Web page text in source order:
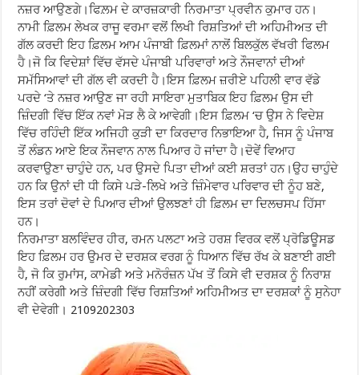
ਨਜ਼ਰ ਆਉਣਗੇ।ਫਿਲ਼ਮ ਦੇ ਕਾਰਜ਼ਕਾਰੀ ਨਿਰਮਾਤਾ ਪ੍ਰਵੀਨ ਕੁਮਾਰ ਹਨ।
ਨਾਮੀ ਫ਼ਿਲਮ ਲੇਖਕ ਰਾਜੂ ਵਰਮਾ ਵਲੋਂ ਲਿਖੀ ਰਿਸ਼ਤਿਆਂ ਦੀ ਅਹਿਮੀਅਤ ਦੀ
ਗੱਲ ਕਰਦੀ ਇਹ ਫ਼ਿਲਮ ਆਮ ਪੰਜਾਬੀ ਫ਼ਿਲਮਾਂ ਨਾਲੋਂ ਬਿਲਕੁੱਲ ਵੱਖਰੀ ਫਿਲਮ
ਹੈ।ਜੋ ਕਿ ਵਿਦੇਸ਼ਾਂ ਵਿੱਚ ਵੱਸਦੇ ਪੰਜਾਬੀ ਪਰਿਵਾਰਾਂ ਅਤੇ ਨੌਜਵਾਨਾਂ ਦੀਆਂ
ਸਮੱਸਿਆਵਾਂ ਦੀ ਗੱਲ ਵੀ ਕਰਦੀ ਹੈ।ਇਸ ਫ਼ਿਲਮ ਜ਼ਰੀਏ ਪਹਿਲੀ ਵਾਰ ਵੱਡੇ
ਪਰਦੇ ‘ਤੇ ਨਜ਼ਰ ਆਉਣ ਜਾ ਰਹੀ ਸਾਇਰਾ ਮੁਤਾਬਿਕ ਇਹ ਫ਼ਿਲਮ ਉਸ ਦੀ
ਜ਼ਿੰਦਗੀ ਵਿੱਚ ਇੱਕ ਨਵਾਂ ਮੋੜ ਲੈ ਕੇ ਆਵੇਗੀ।ਇਸ ਫ਼ਿਲਮ ‘ਚ ਉਸ ਨੇ ਵਿਦੇਸ਼
ਵਿੱਚ ਰਹਿੰਦੀ ਇੱਕ ਅਜਿਹੀ ਕੁੜੀ ਦਾ ਕਿਰਦਾਰ ਨਿਭਾਇਆ ਹੈ, ਜਿਸ ਨੂੰ ਪੰਜਾਬ
ਤੋਂ ਲੰਡਨ ਆਏ ਇਕ ਨੌਜਵਾਨ ਨਾਲ ਪਿਆਰ ਹੋ ਜਾਂਦਾ ਹੈ।ਦੋਵੇਂ ਵਿਆਹ
ਕਰਵਾਉਣਾ ਚਾਹੁੰਦੇ ਹਨ, ਪਰ ਉਸਦੇ ਪਿਤਾ ਦੀਆਂ ਕਈ ਸ਼ਰਤਾਂ ਹਨ।ਉਹ ਚਾਹੁੰਦੇ
ਹਨ ਕਿ ਉਨਾਂ ਦੀ ਧੀ ਕਿਸੇ ਪੜੇ-ਲਿਖੇ ਅਤੇ ਜ਼ਿੰਮੇਵਾਰ ਪਰਿਵਾਰ ਦੀ ਨੂੰਹ ਬਣੇ,
ਇਸ ਤਰਾਂ ਦੋਵਾਂ ਦੇ ਪਿਆਰ ਦੀਆਂ ਉਲਝਣਾਂ ਹੀ ਫ਼ਿਲਮ ਦਾ ਦਿਲਚਸਪ ਹਿੱਸਾ
ਹਨ।
ਨਿਰਮਾਤਾ ਬਲਵਿੰਦਰ ਹੀਰ, ਰਮਨ ਪਲਟਾ ਅਤੇ ਹਰਸ਼ ਵਿਰਕ ਵਲੋਂ ਪ੍ਰੋਡਿਊਸਡ
ਇਹ ਫ਼ਿਲਮ ਹਰ ਉਮਰ ਦੇ ਦਰਸ਼ਕ ਵਰਗ ਨੂੰ ਧਿਆਨ ਵਿੱਚ ਰੱਖ ਕੇ ਬਣਾਈ ਗਈ
ਹੈ, ਜੋ ਕਿ ਰੁਮਾਂਸ, ਕਾਮੇਡੀ ਅਤੇ ਮਨੋਰੰਜ਼ਨ ਪੱਖ ਤੋਂ ਕਿਸੇ ਵੀ ਦਰਸ਼ਕ ਨੂੰ ਨਿਰਾਸ਼
ਨਹੀਂ ਕਰੇਗੀ ਅਤੇ ਜ਼ਿੰਦਗੀ ਵਿੱਚ ਰਿਸ਼ਤਿਆਂ ਅਹਿਮੀਅਤ ਦਾ ਦਰਸ਼ਕਾਂ ਨੂੰ ਸੁਨੇਹਾ
ਵੀ ਦੇਵੇਗੀ। 2109202303